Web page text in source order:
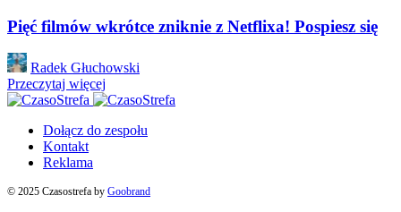
Pięć filmów wkrótce zniknie z Netflixa! Pospiesz się
Posted
by
Radek Głuchowski
Przeczytaj więcej
Dołącz do zespołu
Kontakt
Reklama
© 2025 Czasostrefa by Goobrand